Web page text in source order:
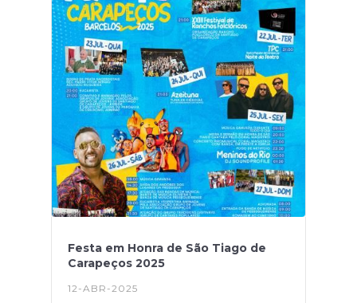
Festa em Honra de São Tiago de
Carapeços 2025
12-ABR-2025